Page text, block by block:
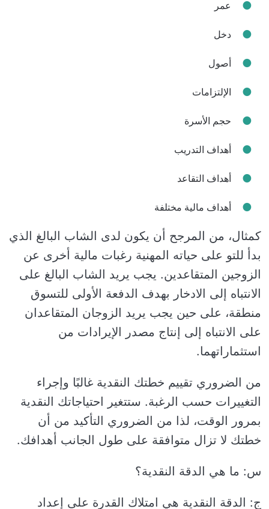
عمر
دخل
أصول
الإلتزامات
حجم الأسرة
أهداف التدريب
أهداف التقاعد
أهداف مالية مختلفة
كمثال، من المرجح أن يكون لدى الشاب البالغ الذي
بدأ للتو على حياته المهنية رغبات مالية أخرى عن
الزوجين المتقاعدين. يجب يريد الشاب البالغ على
الانتباه إلى الادخار بهدف الدفعة الأولى للتسوق
منطقة، على حين يجب يريد الزوجان المتقاعدان
على الانتباه إلى إنتاج مصدر الإيرادات من
استثماراتهما.
من الضروري تقييم خطتك النقدية غالبًا وإجراء
التغييرات حسب الرغبة. ستتغير احتياجاتك النقدية
بمرور الوقت، لذا من الضروري التأكيد من أن
خطتك لا تزال متوافقة على طول الجانب أهدافك.
س: ما هي الدقة النقدية؟
ج: الدقة النقدية هي امتلاك القدرة على إعداد